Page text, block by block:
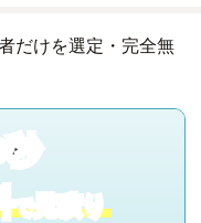
で見積り